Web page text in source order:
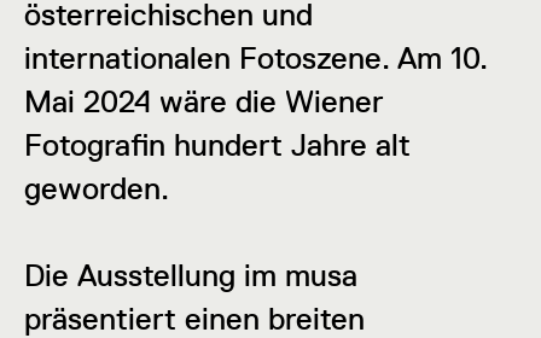
österreichischen und
internationalen Fotoszene. Am 10.
Mai 2024 wäre die Wiener
Fotografin hundert Jahre alt
geworden.
Die Ausstellung im musa
präsentiert einen breiten